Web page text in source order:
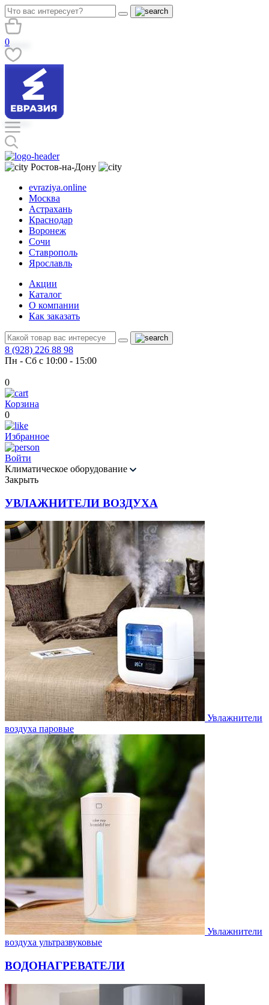
0
Ростов-на-Дону
evraziya.online
Москва
Астрахань
Краснодар
Воронеж
Сочи
Ставрополь
Ярославль
Акции
Каталог
О компании
Как заказать
8 (928) 226 88 98
Пн - Сб с 10:00 - 15:00
0
Корзина
0
Избранное
Войти
Климатическое оборудование
Закрыть
УВЛАЖНИТЕЛИ ВОЗДУХА
Увлажнители
воздуха паровые
Увлажнители
воздуха ультразвуковые
ВОДОНАГРЕВАТЕЛИ